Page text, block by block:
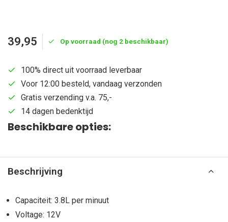
39,95 Op voorraad (nog 2 beschikbaar)
100% direct uit voorraad leverbaar
Voor 12:00 besteld, vandaag verzonden
Gratis verzending v.a. 75,-
14 dagen bedenktijd
Beschikbare opties:
Beschrijving
Capaciteit: 3.8L per minuut
Voltage: 12V